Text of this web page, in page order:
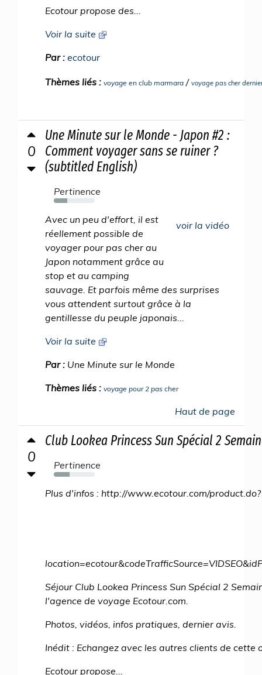
Ecotour propose des...
Voir la suite
Par : ecotour
Thèmes liés : voyage en club marmara / voyage pas cher
0
Une Minute sur le Monde - Japon #2 :
Comment voyager sans se ruiner ?
(subtitled English)
Pertinence
33%
voir la vidéo
Avec un peu d'effort, il est
réellement possible de
voyager pour pas cher au
Japon notamment grâce au
stop et au camping
sauvage. Et parfois même des surprises
vous attendent surtout grâce à la
gentillesse du peuple japonais...
Voir la suite
Par : Une Minute sur le Monde
Thèmes liés : voyage pour 2 pas cher
Haut de page
0
Club Lookea Princess Sun Spécial 2
Pertinence
38%
Plus d'infos : http://www.ecotour.com/product.do?
Séjour Club Lookea Princess Sun Spécial 2
l'agence de voyage Ecotour.com.
Photos, vidéos, infos pratiques, dernier avis.
Inédit : Echangez avec les autres clients de cette
Ecotour propose...